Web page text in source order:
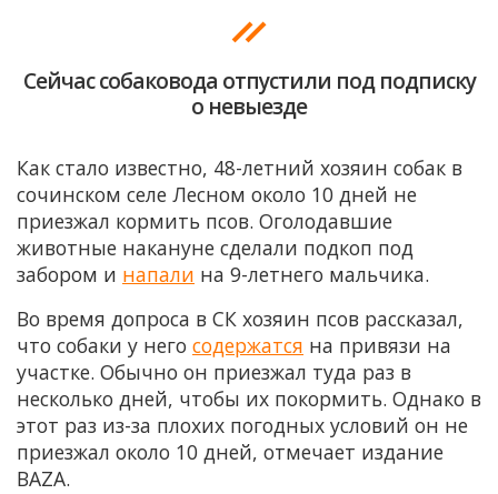
Сейчас собаковода отпустили под подписку
о невыезде
Как стало известно, 48-летний хозяин собак в
сочинском селе Лесном около 10 дней не
приезжал кормить псов. Оголодавшие
животные накануне сделали подкоп под
забором и напали на 9-летнего мальчика.
Во время допроса в СК хозяин псов рассказал,
что собаки у него содержатся на привязи на
участке. Обычно он приезжал туда раз в
несколько дней, чтобы их покормить. Однако в
этот раз из-за плохих погодных условий он не
приезжал около 10 дней, отмечает издание
BAZA.